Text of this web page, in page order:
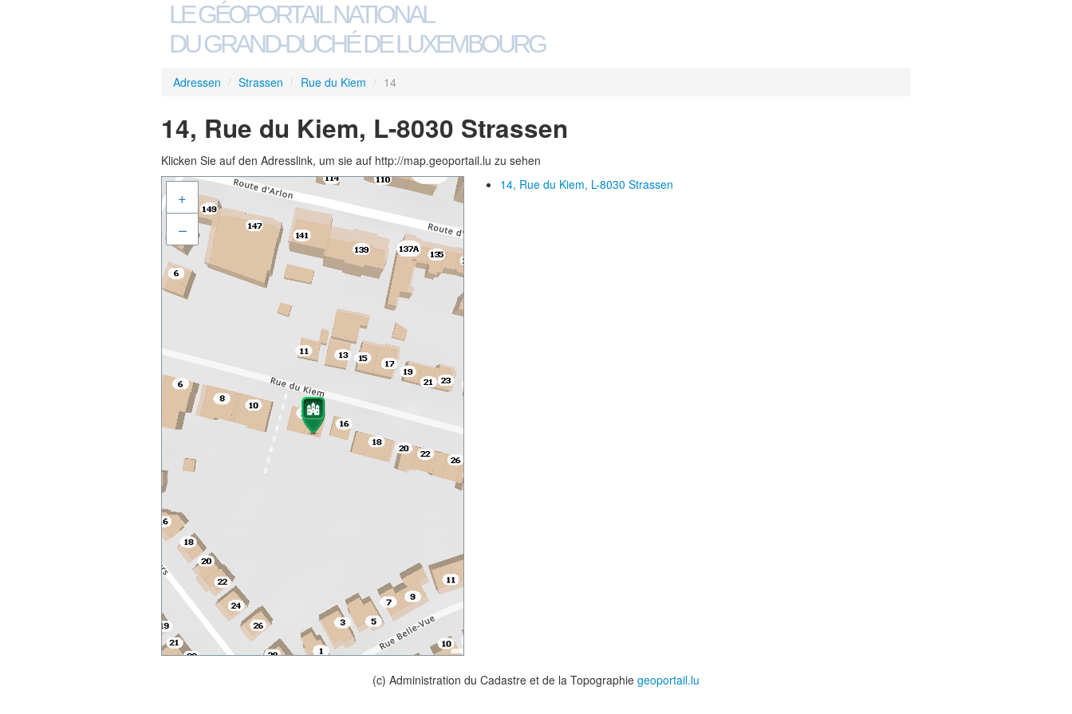
LE GÉOPORTAIL NATIONAL
DU GRAND-DUCHÉ DE LUXEMBOURG
Adressen / Strassen / Rue du Kiem / 14
14, Rue du Kiem, L-8030 Strassen
Klicken Sie auf den Adresslink, um sie auf http://map.geoportail.lu zu sehen
+
–
14, Rue du Kiem, L-8030 Strassen
(c) Administration du Cadastre et de la Topographie geoportail.lu